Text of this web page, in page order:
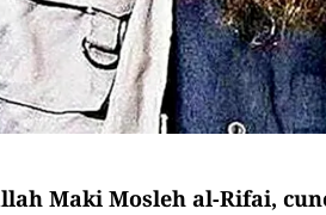
Maki Mosleh al-Rifai,